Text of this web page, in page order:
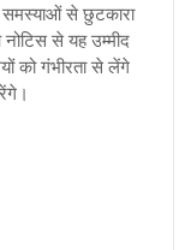
समस्याओं से छुटकारा
नोटिस से यह उम्मीद
को गंभीरता से लेंगे